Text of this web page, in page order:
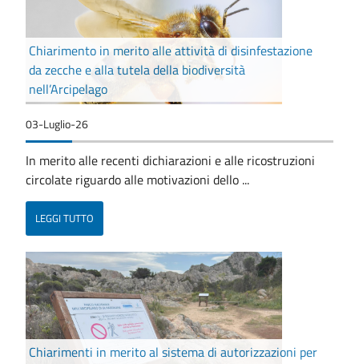
Chiarimento in merito alle attività di disinfestazione
da zecche e alla tutela della biodiversità
nell’Arcipelago
03-Luglio-26
In merito alle recenti dichiarazioni e alle ricostruzioni
circolate riguardo alle motivazioni dello ...
LEGGI TUTTO
Chiarimenti in merito al sistema di autorizzazioni per